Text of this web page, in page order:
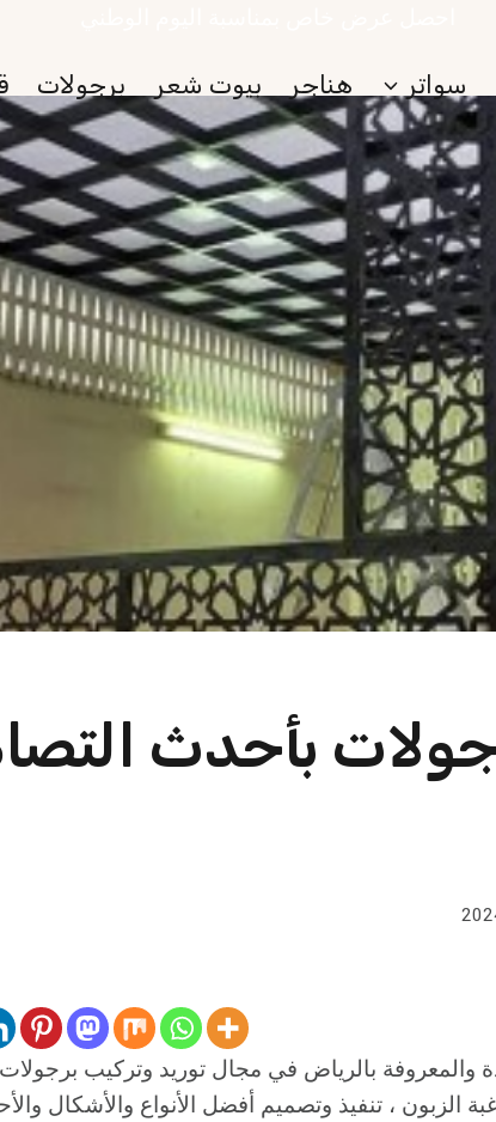
سواتر هناجر بيوت شعر برجولات
بأحدث
والمعروفة بالرياض في مجال توريد وتركيب
الزبون ، تنفيذ وتصميم أفضل الأنواع والأشكال